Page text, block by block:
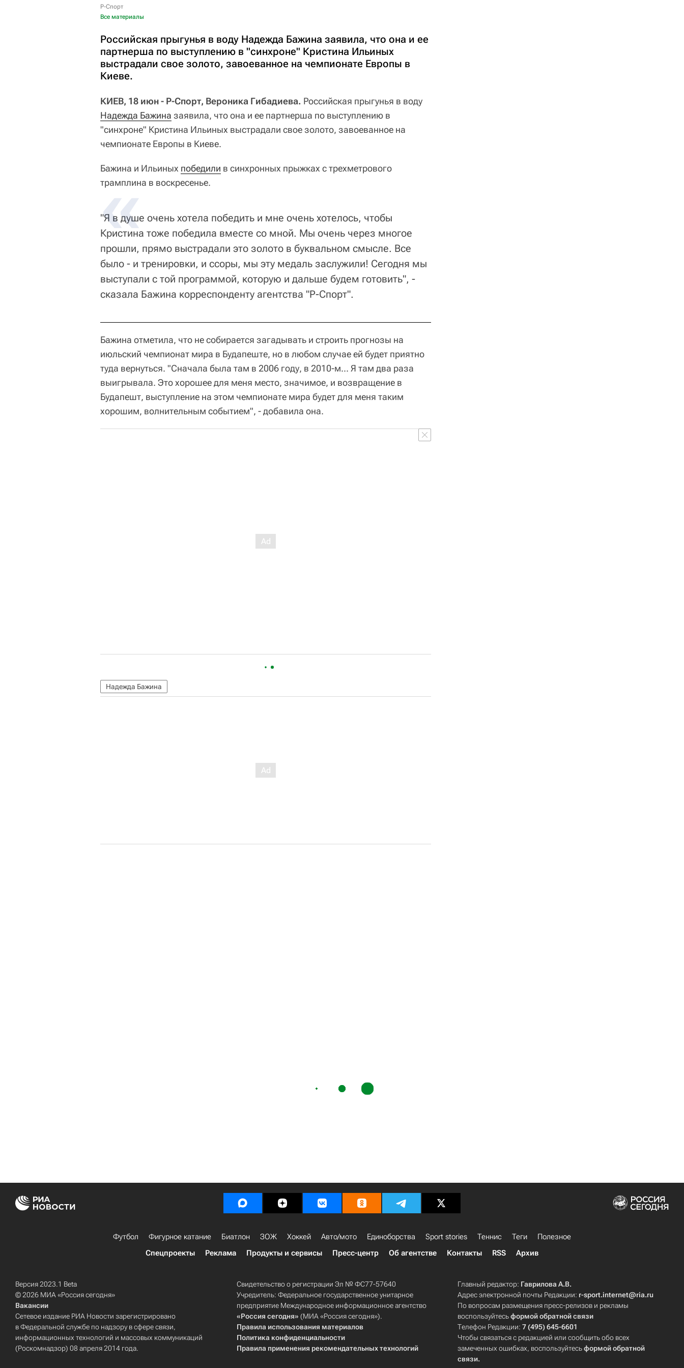
Р-Спорт
Все материалы
Российская прыгунья в воду Надежда Бажина заявила, что она и ее
партнерша по выступлению в "синхроне" Кристина Ильиных
выстрадали свое золото, завоеванное на чемпионате Европы в
Киеве.
КИЕВ, 18 июн - Р-Спорт, Вероника Гибадиева. Российская прыгунья в воду
Надежда Бажина заявила, что она и ее партнерша по выступлению в
"синхроне" Кристина Ильиных выстрадали свое золото, завоеванное на
чемпионате Европы в Киеве.
Бажина и Ильиных победили в синхронных прыжках с трехметрового
трамплина в воскресенье.
"Я в душе очень хотела победить и мне очень хотелось, чтобы
Кристина тоже победила вместе со мной. Мы очень через многое
прошли, прямо выстрадали это золото в буквальном смысле. Все
было - и тренировки, и ссоры, мы эту медаль заслужили! Сегодня мы
выступали с той программой, которую и дальше будем готовить", -
сказала Бажина корреспонденту агентства "Р-Спорт".
Бажина отметила, что не собирается загадывать и строить прогнозы на
июльский чемпионат мира в Будапеште, но в любом случае ей будет приятно
туда вернуться. "Сначала была там в 2006 году, в 2010-м... Я там два раза
выигрывала. Это хорошее для меня место, значимое, и возвращение в
Будапешт, выступление на этом чемпионате мира будет для меня таким
хорошим, волнительным событием", - добавила она.
Надежда Бажина
Футбол Фигурное катание Биатлон ЗОЖ Хоккей Авто/мото Единоборства Sport stories Теннис Теги
Полезное
Спецпроекты
Реклама Продукты и сервисы Пресс-центр Об агентстве Контакты RSS Архив
Версия 2023.1 Beta
© 2026 МИА «Россия сегодня»
Вакансии
Сетевое издание РИА Новости зарегистрировано
в Федеральной службе по надзору в сфере связи,
информационных технологий и массовых коммуникаций
(Роскомнадзор) 08 апреля 2014 года.
Свидетельство о регистрации Эл № ФС77-57640
Учредитель: Федеральное государственное унитарное
предприятие Международное информационное агентство
«Россия сегодня» (МИА «Россия сегодня»).
Правила использования материалов
Политика конфиденциальности
Правила применения рекомендательных технологий
Главный редактор: Гаврилова А.В.
Адрес электронной почты Редакции: r-sport.internet@ria.ru
По вопросам размещения пресс-релизов и рекламы
воспользуйтесьформой обратной связи
Телефон Редакции:7 (495) 645-6601
Чтобы связаться с редакцией или сообщить обо всех
замеченных ошибках, воспользуйтесьформой обратной
связи.